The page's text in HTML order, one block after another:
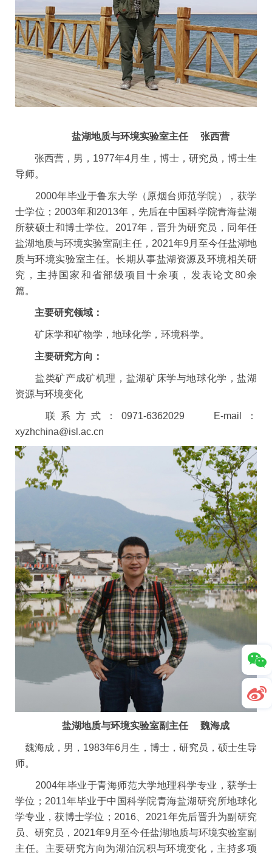
盐湖地质与环境实验室主任 张西营
张西营，男， 1977年4月生，博士，研究员，博士生
导师。
2000年毕业于鲁东大学（原烟台师范学院），获学
士学位； 2003年和2013年，先后在中国科学院青海盐湖
所获硕士和博士学位。 2017年，晋升为研究员，同年任
盐湖地质与环境实验室副主任， 2021年9 月至今任盐湖地
质与环境实验室主任。长期从事盐湖资源及环境相关研
究，主持国家和省部级项目十余项，发表论文80余
篇。
主要研究领域：
矿床学和矿物学，地球化学，环境科学。
主要研究方向：
盐类矿产成矿机理，盐湖矿床学与地球化学，盐湖
资源与环境变化
联系方式： 0971-6362029 E-mail
：
xyzhchina@isl.ac.cn
盐湖地质与环境实验室副主任 魏海成
魏海成，男， 1983年6月生，博士，研究员，硕士生导
师。
2004年毕业于青海师范大学地理科学专业，获学士
学位； 2011年毕业于中国科学院青海盐湖研究所地球化
学专业，获博士学位； 2016、 2021年先后晋升为副研究
员、研究员， 2021年9 月至今任盐湖地质与环境实验室副
主任。主要研究方向为湖泊沉积与环境变化，主持多项